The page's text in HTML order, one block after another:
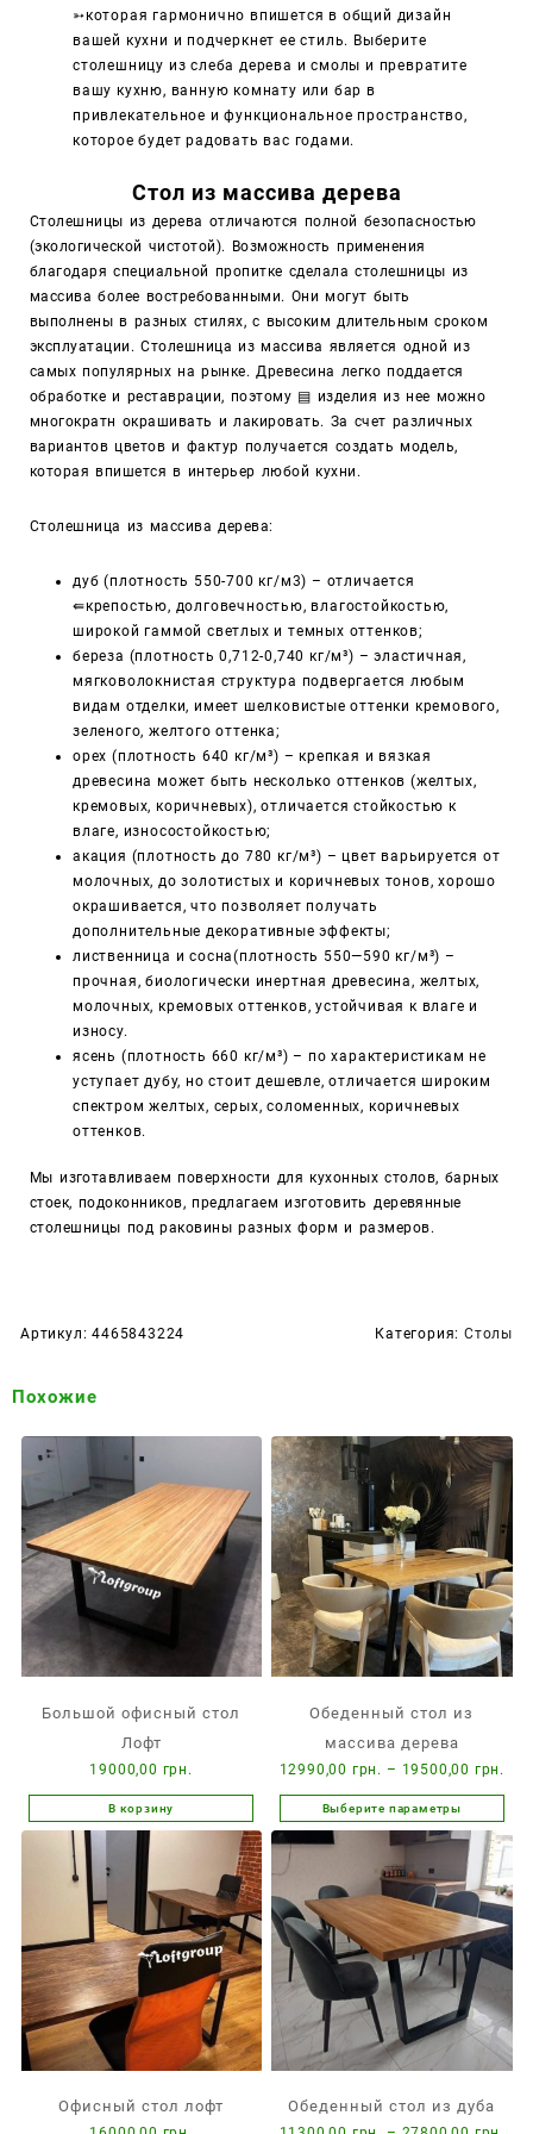
➳которая гармонично впишется в общий дизайн
вашей кухни и подчеркнет ее стиль. Выберите
столешницу из слеба дерева и смолы и превратите
вашу кухню, ванную комнату или бар в
привлекательное и функциональное пространство,
которое будет радовать вас годами.
Стол из массива дерева
Столешницы из дерева отличаются полной безопасностью
(экологической чистотой). Возможность применения
благодаря специальной пропитке сделала столешницы из
массива более востребованными. Они могут быть
выполнены в разных стилях, с высоким длительным сроком
эксплуатации. Столешница из массива является одной из
самых популярных на рынке. Древесина легко поддается
обработке и реставрации, поэтому ▤ изделия из нее можно
многократн окрашивать и лакировать. За счет различных
вариантов цветов и фактур получается создать модель,
которая впишется в интерьер любой кухни.
Столешница из массива дерева:
дуб (плотность 550-700 кг/м3) – отличается
⇚крепостью, долговечностью, влагостойкостью,
широкой гаммой светлых и темных оттенков;
береза ​​(плотность 0,712-0,740 кг/м³) – эластичная,
мягковолокнистая структура подвергается любым
видам отделки, имеет шелковистые оттенки кремового,
зеленого, желтого оттенка;
орех (плотность 640 кг/м³) – крепкая и вязкая
древесина может быть несколько оттенков (желтых,
кремовых, коричневых), отличается стойкостью к
влаге, износостойкостью;
акация (плотность до 780 кг/м³) – цвет варьируется от
молочных, до золотистых и коричневых тонов, хорошо
окрашивается, что позволяет получать
дополнительные декоративные эффекты;
лиственница и сосна(плотность 550—590 кг/м³) –
прочная, биологически инертная древесина, желтых,
молочных, кремовых оттенков, устойчивая к влаге и
износу.
ясень (плотность 660 кг/м³) – по характеристикам не
уступает дубу, но стоит дешевле, отличается широким
спектром желтых, серых, соломенных, коричневых
оттенков.
Мы изготавливаем поверхности для кухонных столов, барных
стоек, подоконников, предлагаем изготовить деревянные
столешницы под раковины разных форм и размеров.
Артикул:4465843224 Категория: Столы
Похожие
Большой офисный стол
Лофт
19000,00 грн.
В корзину
Обеденный стол из
массива дерева
12990,00 грн. – 19500,00 грн.
–
Выберите параметры
Этот
товар
имеет
несколько
вариаций.
Опции
можно
выбрать
на
странице
товара.
Офисный стол лофт Обеденный стол из дуба